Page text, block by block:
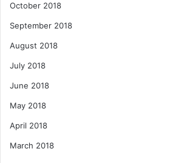
October 2018
September 2018
August 2018
July 2018
June 2018
May 2018
April 2018
March 2018